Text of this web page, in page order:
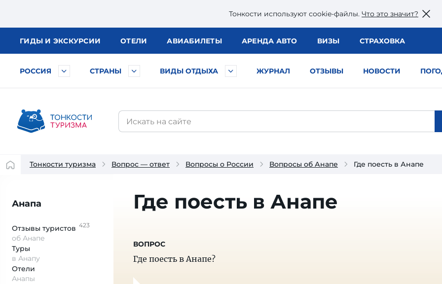
Тонкости используют сookie-файлы. Что это значит?
ГИДЫ И ЭКСКУРСИИ ОТЕЛИ АВИАБИЛЕТЫ АРЕНДА АВТО ВИЗЫ СТРАХОВКА
РОССИЯ СТРАНЫ ВИДЫ ОТДЫХА ЖУРНАЛ ОТЗЫВЫ НОВОСТИ
Тонкости туризма Вопрос — ответ Вопросы о России Вопросы об Анапе Где поесть в Анапе
Анапа
Отзывы туристов 423
об Анапе
Туры
в Анапу
Отели
Анапы
Где поесть в Анапе
Где поесть в Анапе?